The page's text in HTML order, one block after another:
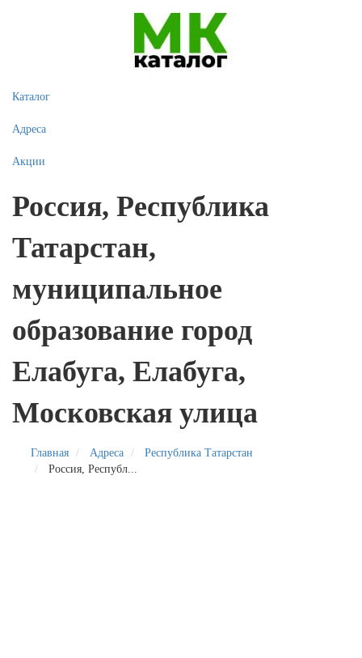
Каталог
Адреса
Акции
Россия, Республика
Татарстан,
муниципальное
образование город
Елабуга, Елабуга,
Московская улица
Главная Адреса
Республика Татарстан
Россия, Республ...